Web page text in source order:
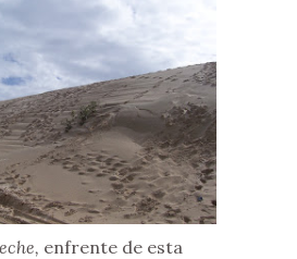
enfrente de esta